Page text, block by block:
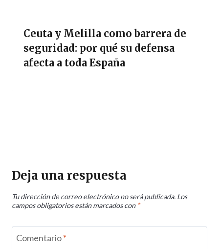
Ceuta y Melilla como barrera de
seguridad: por qué su defensa
afecta a toda España
Deja una respuesta
Tu dirección de correo electrónico no será publicada. Los
campos obligatorios están marcados con *
Comentario*